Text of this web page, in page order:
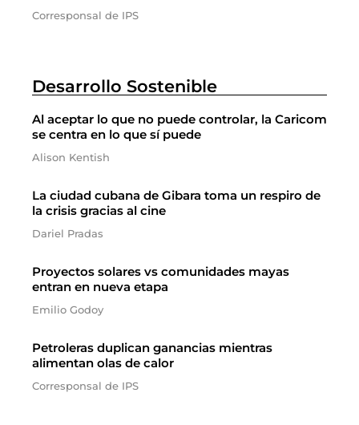
Corresponsal de IPS
Desarrollo Sostenible
Al aceptar lo que no puede controlar, la Caricom
se centra en lo que sí puede
Alison Kentish
La ciudad cubana de Gibara toma un respiro de
la crisis gracias al cine
Dariel Pradas
Proyectos solares vs comunidades mayas
entran en nueva etapa
Emilio Godoy
Petroleras duplican ganancias mientras
alimentan olas de calor
Corresponsal de IPS